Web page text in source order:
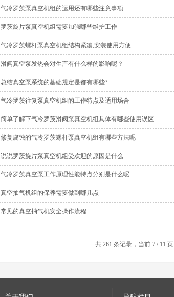
气冷罗茨泵真空机组的运用还有哪些注意事项
罗茨旋片泵真空机组需要加强哪些维护工作
气冷罗茨螺杆泵真空机组结构紧凑,安装使用方便
滑阀真空泵发热会对生产有什么样的影响呢？
总结真空泵系统的基础规定是都有哪些?
气冷罗茨往复泵真空机组的工作特点及适用场合
简单了解下气冷罗茨滑阀泵真空机组具体有哪些使用误区
修复腐蚀的气冷罗茨螺杆泵真空机组有哪些方法呢
说说罗茨旋片泵真空机组受欢迎的原因是什么
气冷罗茨真空泵工作原理性能特点分别是什么呢
真空抽气机组的保养需要做到哪几点
常见的真空抽气机安全操作流程
共 261 条记录，当前 7 / 11 页